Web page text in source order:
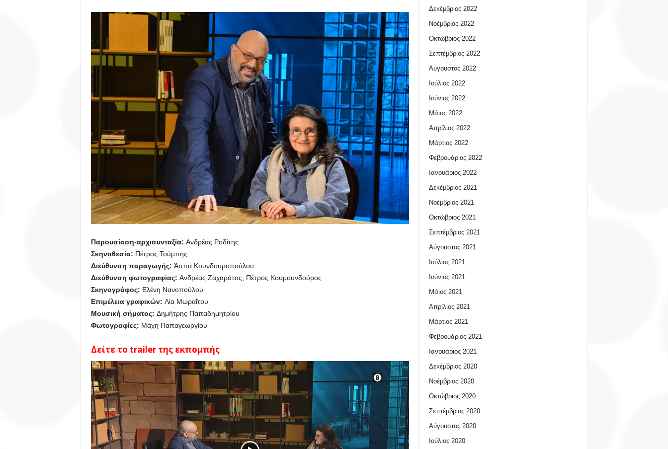
Παρουσίαση-αρχισυνταξία: Ανδρέας Ροδίτης
Σκηνοθεσία: Πέτρος Τούμπης
Διεύθυνση παραγωγής: Άσπα Κουνδουροπούλου
Διεύθυνση φωτογραφίας: Ανδρέας Ζαχαράτος, Πέτρος Κουμουνδούρος
Σκηνογράφος: Ελένη Νανοπούλου
Επιμέλεια γραφικών: Λία Μωραΐτου
Μουσική σήματος: Δημήτρης Παπαδημητρίου
Φωτογραφίες: Μάχη Παπαγεωργίου
Δείτε το trailer της εκπομπής
Πρόγραμμα
Αναπαραγωγής
Βίντεο
Δεκέμβριος 2022
Νοέμβριος 2022
Οκτώβριος 2022
Σεπτέμβριος 2022
Αύγουστος 2022
Ιούλιος 2022
Ιούνιος 2022
Μάιος 2022
Απρίλιος 2022
Μάρτιος 2022
Φεβρουάριος 2022
Ιανουάριος 2022
Δεκέμβριος 2021
Νοέμβριος 2021
Οκτώβριος 2021
Σεπτέμβριος 2021
Αύγουστος 2021
Ιούλιος 2021
Ιούνιος 2021
Μάιος 2021
Απρίλιος 2021
Μάρτιος 2021
Φεβρουάριος 2021
Ιανουάριος 2021
Δεκέμβριος 2020
Νοέμβριος 2020
Οκτώβριος 2020
Σεπτέμβριος 2020
Αύγουστος 2020
Ιούλιος 2020